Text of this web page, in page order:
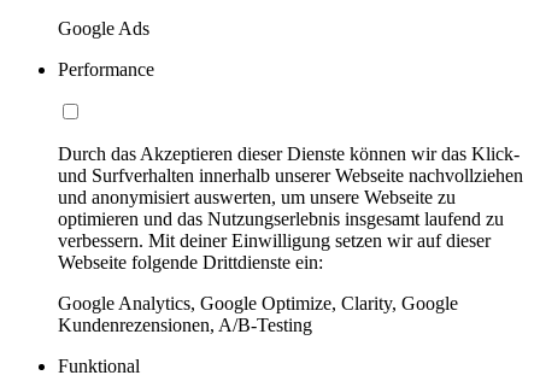
Google Ads
Performance
Durch das Akzeptieren dieser Dienste können wir das Klick-
und Surfverhalten innerhalb unserer Webseite nachvollziehen
und anonymisiert auswerten, um unsere Webseite zu
optimieren und das Nutzungserlebnis insgesamt laufend zu
verbessern. Mit deiner Einwilligung setzen wir auf dieser
Webseite folgende Drittdienste ein:
Google Analytics, Google Optimize, Clarity, Google
Kundenrezensionen, A/B-Testing
Funktional